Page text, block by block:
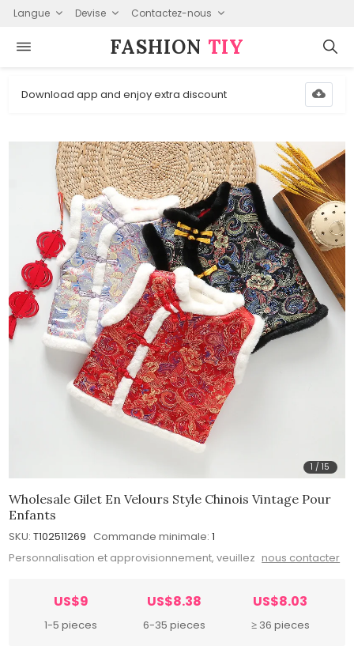
Langue Devise Contactez-nous
FASHION⁠ TIY
Download app and enjoy extra discount
1 /15
Wholesale Gilet En Velours Style Chinois Vintage Pour
Enfants
SKU: T102511269 Commande minimale: 1
Personnalisation et approvisionnement, veuillez nous contacter
US$9
1-5 pieces
US$8.38
6-35 pieces
US$8.03
≥ 36 pieces